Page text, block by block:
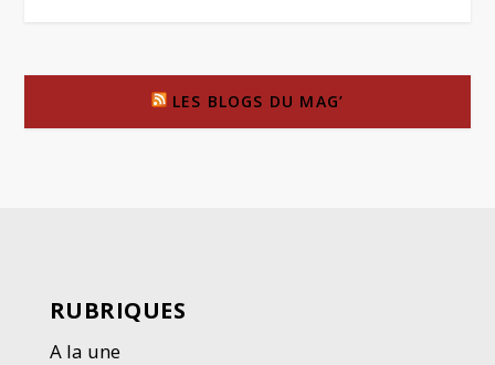
LES BLOGS DU MAG’
RUBRIQUES
A la une